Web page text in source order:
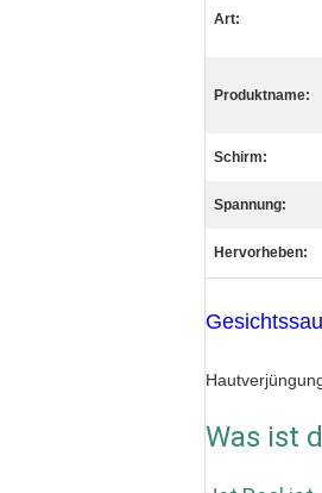
Art:
Produktname:
Schirm:
Spannung:
Hervorheben:
Was ist